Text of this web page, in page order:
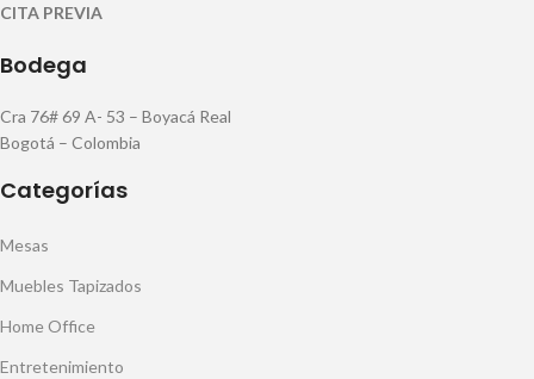
CITA PREVIA
Bodega
Cra 76# 69 A- 53 – Boyacá Real
Bogotá – Colombia
Categorías
Mesas
Muebles Tapizados
Home Office
Entretenimiento